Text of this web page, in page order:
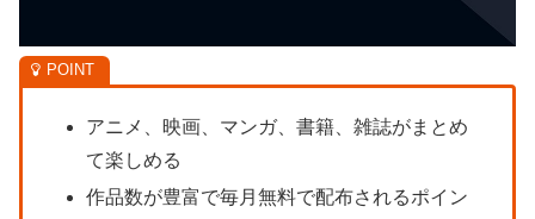
アニメ、映画、マンガ、書籍、雑誌がまとめ
て楽しめる
作品数が豊富で毎月無料で配布されるポイン